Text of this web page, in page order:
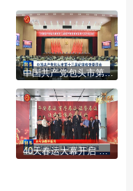
中国共产党包头市第十三届纪律检查委员会第六次全体会议公报
40天春运大幕开启 多部门齐发力 护航平安旅途